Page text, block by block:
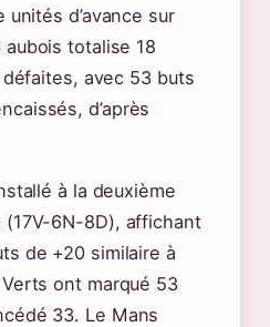
d’avance sur
totalise 18
avec 53 buts
d’après
à la deuxième
6N-8D), affichant
de +20 similaire à
ont marqué 53
33. Le Mans